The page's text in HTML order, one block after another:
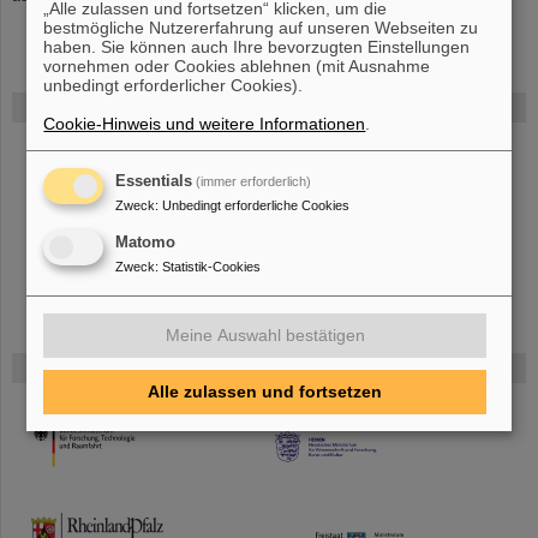
Bei GSI entsteht das neue Beschleunigerzentrum FAIR.
Erfahren Sie
mehr.
Gefördert von
TMWWDG
„Alle zulassen und fortsetzen“ klicken, um die
bestmögliche Nutzererfahrung auf unseren Webseiten zu
haben. Sie können auch Ihre bevorzugten Einstellungen
vornehmen oder Cookies ablehnen (mit Ausnahme
unbedingt erforderlicher Cookies).
Cookie-Hinweis und weitere Informationen
Essentials (immer erforderlich)
Zweck: Unbedingt erforderliche Cookies
Matomo
Zweck: Statistik-Cookies
Meine Auswahl bestätigen
Alle zulassen und fortsetzen